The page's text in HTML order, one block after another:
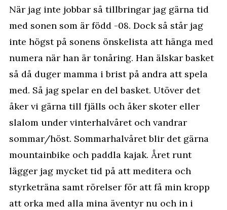
När jag inte jobbar så tillbringar jag gärna tid
med sonen som är född -08. Dock så står jag
inte högst på sonens önskelista att hänga med
numera när han är tonåring. Han älskar basket
så då duger mamma i brist på andra att spela
med. Så jag spelar en del basket. Utöver det
åker vi gärna till fjälls och åker skoter eller
slalom under vinterhalvåret och vandrar
sommar/höst. Sommarhalvåret blir det gärna
mountainbike och paddla kajak. Året runt
lägger jag mycket tid på att meditera och
styrketräna samt rörelser för att få min kropp
att orka med alla mina äventyr nu och in i